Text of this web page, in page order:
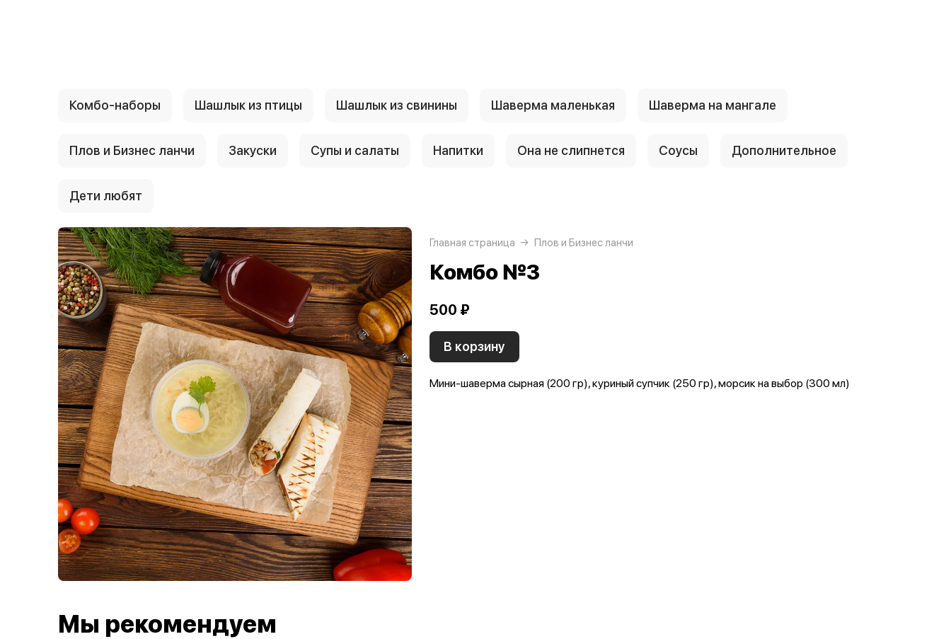
Комбо-наборы Шашлык из птицы Шашлык из свинины Шаверма маленькая Шаверма на мангале
Плов и Бизнес ланчи Закуски Супы и салаты Напитки Она не слипнется Соусы Дополнительное
Дети любят
Главная страница Плов и Бизнес ланчи
Комбо №3
500 ₽
В корзину
Мини-шаверма сырная (200 гр), куриный супчик (250 гр), морсик на выбор (300 мл)
Мы рекомендуем